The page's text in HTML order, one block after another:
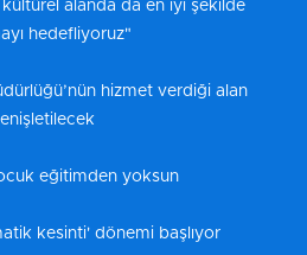
alanda da en iyi şekilde
hedefliyoruz"
hizmet verdiği alan
eğitimden yoksun
kesinti' dönemi başlıyor